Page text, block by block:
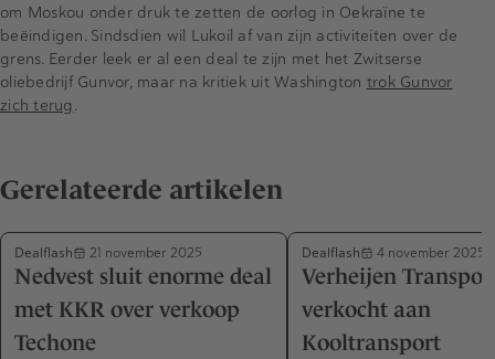
om Moskou onder druk te zetten de oorlog in Oekraïne te
beëindigen. Sindsdien wil Lukoil af van zijn activiteiten over de
grens. Eerder leek er al een deal te zijn met het Zwitserse
oliebedrijf Gunvor, maar na kritiek uit Washington trok Gunvor
zich terug.
Gerelateerde artikelen
Dealflash 21 november 2025
Nedvest sluit enorme deal
met KKR over verkoop
Techone
Dealflash 4 november 2025
Verheijen
verkocht aan
Kooltransport